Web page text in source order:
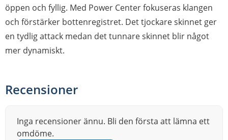
öppen och fyllig. Med Power Center fokuseras klangen
och förstärker bottenregistret. Det tjockare skinnet ger
en tydlig attack medan det tunnare skinnet blir något
mer dynamiskt.
Recensioner
Inga recensioner ännu. Bli den första att lämna ett
omdöme.